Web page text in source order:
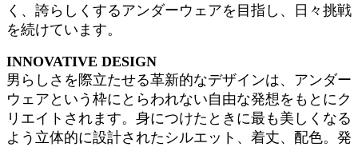
く、誇らしくするアンダーウェアを目指し、日々挑戦
を続けています。
INNOVATIVE DESIGN
男らしさを際立たせる革新的なデザインは、アンダー
ウェアという枠にとらわれない自由な発想をもとにク
リエイトされます。身につけたときに最も美しくなる
よう立体的に設計されたシルエット、着丈、配色。発